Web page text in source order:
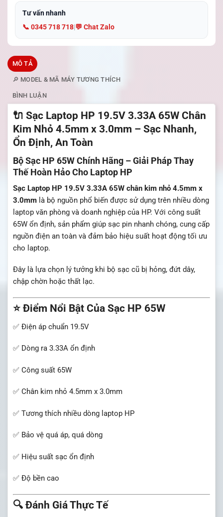
Tư vấn nhanh
📞 0345 718 718|💬 Chat Zalo
MÔ TẢ
🔎 MODEL & MÃ MÁY TƯƠNG THÍCH
BÌNH LUẬN
🔌 Sạc Laptop HP 19.5V 3.33A 65W Chân
Kim Nhỏ 4.5mm x 3.0mm – Sạc Nhanh,
Ổn Định, An Toàn
Bộ Sạc HP 65W Chính Hãng – Giải Pháp Thay
Thế Hoàn Hảo Cho Laptop HP
Sạc Laptop HP 19.5V 3.33A 65W chân kim nhỏ 4.5mm x
3.0mm là bộ nguồn phổ biến được sử dụng trên nhiều dòng
laptop văn phòng và doanh nghiệp của HP. Với công suất
65W ổn định, sản phẩm giúp sạc pin nhanh chóng, cung cấp
nguồn điện an toàn và đảm bảo hiệu suất hoạt động tối ưu
cho laptop.
Đây là lựa chọn lý tưởng khi bộ sạc cũ bị hỏng, đứt dây,
chập chờn hoặc thất lạc.
⭐ Điểm Nổi Bật Của Sạc HP 65W
✅ Điện áp chuẩn 19.5V
✅ Dòng ra 3.33A ổn định
✅ Công suất 65W
✅ Chân kim nhỏ 4.5mm x 3.0mm
✅ Tương thích nhiều dòng laptop HP
✅ Bảo vệ quá áp, quá dòng
✅ Hiệu suất sạc ổn định
✅ Độ bền cao
🔍 Đánh Giá Thực Tế